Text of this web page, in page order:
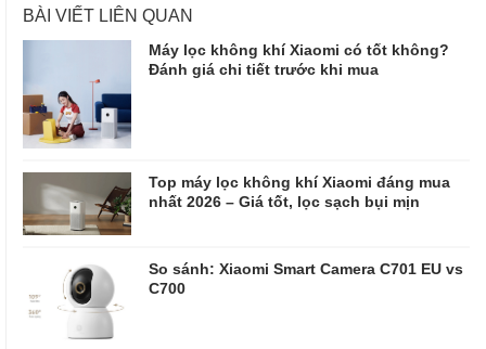
BÀI VIẾT LIÊN QUAN
Máy lọc không khí Xiaomi có tốt không?
Đánh giá chi tiết trước khi mua
Top máy lọc không khí Xiaomi đáng mua
nhất 2026 – Giá tốt, lọc sạch bụi mịn
So sánh: Xiaomi Smart Camera C701 EU vs
C700